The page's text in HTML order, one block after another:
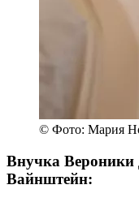
© Фото: Мария
Внучка Вероники
Вайнштейн: